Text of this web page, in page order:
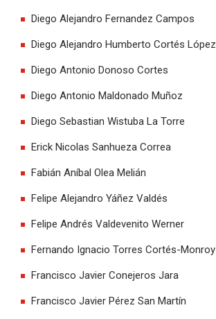
Diego Alejandro Fernandez Campos
Diego Alejandro Humberto Cortés López
Diego Antonio Donoso Cortes
Diego Antonio Maldonado Muñoz
Diego Sebastian Wistuba La Torre
Erick Nicolas Sanhueza Correa
Fabián Aníbal Olea Melián
Felipe Alejandro Yáñez Valdés
Felipe Andrés Valdevenito Werner
Fernando Ignacio Torres Cortés-Monroy
Francisco Javier Conejeros Jara
Francisco Javier Pérez San Martín